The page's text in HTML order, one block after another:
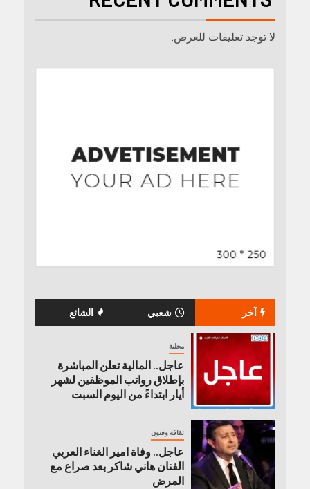
لا توجد تعليقات للعرض.
آخر شعبي الشائع
محلية
عاجل.. المالية تعلن المباشرة
بإطلاق رواتب ‏الموظفين لشهر
أيار ابتداءً من اليوم السبت
ثقافة وفنون
عاجل.. وفاة امير الغناء العربي
الفنان هاني شاكر بعد صراع مع
المرض